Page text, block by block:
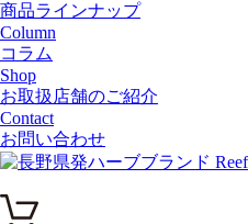
商品ラインナップ
Column
コラム
Shop
お取扱店舗のご紹介
Contact
お問い合わせ